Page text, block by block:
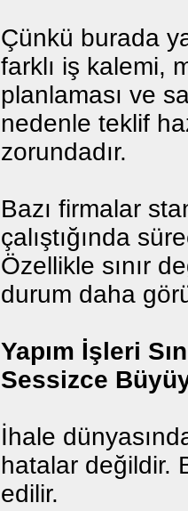
Çünkü burada
farklı iş kalemi,
planlaması ve
nedenle teklif
zorundadır.
Bazı firmalar
çalıştığında
Özellikle sınır
durum daha
Yapım İşleri
Sessizce
İhale
hatalar değildir.
edilir.